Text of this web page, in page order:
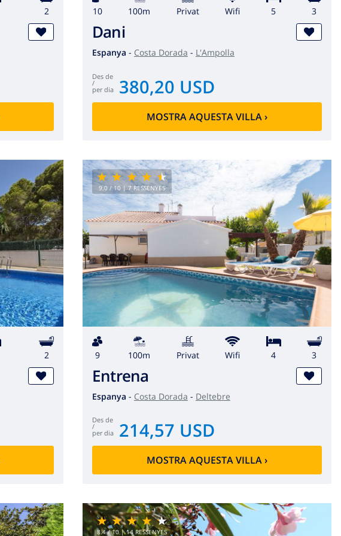
2 10 100m Privat wifi 5 3
Dani
Espanya - Costa Dorada - L'Ampolla
des de
/
per dia 380,20 USD
MOSTRA AQUESTA VILLA›
2
9.0 / 10 |7 RESSENYES
9 100m Privat wifi 4 3
Entrena
Espanya - Costa Dorada - Deltebre
des de
/
per dia 214,57 USD
MOSTRA AQUESTA VILLA›
8.4/ 10 |14 RESSENYES